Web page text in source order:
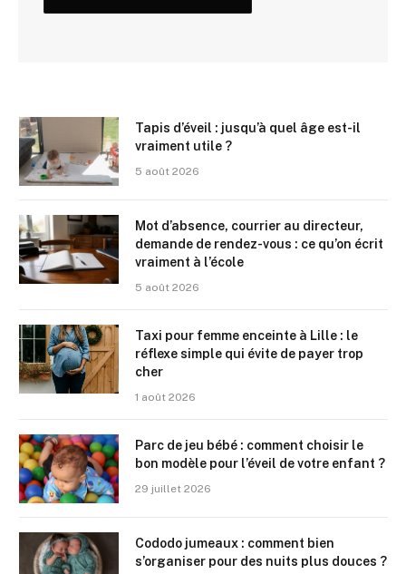
Tapis d’éveil : jusqu’à quel âge est-il
vraiment utile ?
5 août 2026
Mot d’absence, courrier au directeur,
demande de rendez-vous : ce qu’on écrit
vraiment à l’école
5 août 2026
Taxi pour femme enceinte à Lille : le
réflexe simple qui évite de payer trop
cher
1 août 2026
Parc de jeu bébé : comment choisir le
bon modèle pour l’éveil de votre enfant ?
29 juillet 2026
Cododo jumeaux : comment bien
s’organiser pour des nuits plus douces ?